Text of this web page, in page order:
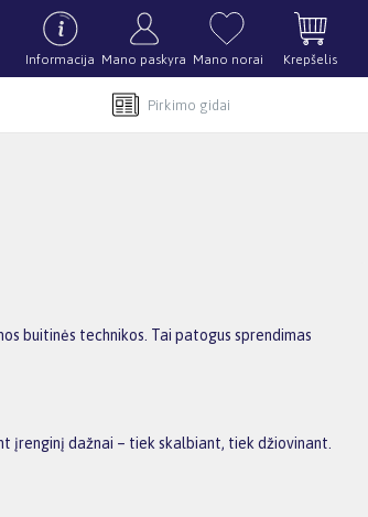
Informacija Mano paskyra Mano norai Krepšelis
Pirkimo gidai
buitinės technikos. Tai patogus sprendimas
įrenginį dažnai – tiek skalbiant, tiek džiovinant.